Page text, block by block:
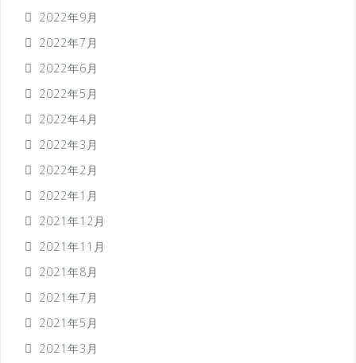
2022年9月
2022年7月
2022年6月
2022年5月
2022年4月
2022年3月
2022年2月
2022年1月
2021年12月
2021年11月
2021年8月
2021年7月
2021年5月
2021年3月